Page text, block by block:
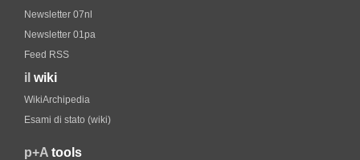
Newsletter 07nl
Newsletter 01pa
Feed RSS
il wiki
WikiArchipedia
Esami di stato (wiki)
p+A tools